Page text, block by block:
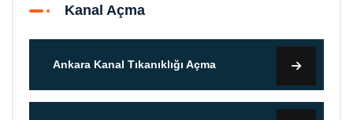
Kanal Açma
Ankara Kanal Tıkanıklığı Açma